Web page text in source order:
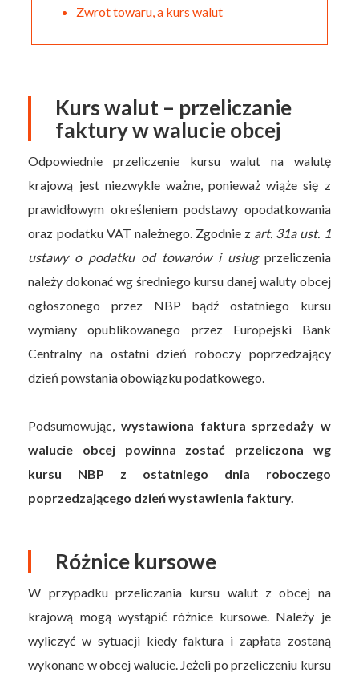
Zwrot towaru, a kurs walut
Kurs walut – przeliczanie
faktury w walucie obcej
Odpowiednie przeliczenie kursu walut na walutę
krajową jest niezwykle ważne, ponieważ wiąże się z
prawidłowym określeniem podstawy opodatkowania
oraz podatku VAT należnego. Zgodnie z art. 31a ust. 1
ustawy o podatku od towarów i usługprzeliczenia
należy dokonać wg średniego kursu danej waluty obcej
ogłoszonego przez NBP bądź ostatniego kursu
wymiany opublikowanego przez Europejski Bank
Centralny na ostatni dzień roboczy poprzedzający
dzień powstania obowiązku podatkowego.
Podsumowując, wystawiona faktura sprzedaży w
walucie obcej powinna zostać przeliczona wg
kursu NBP z ostatniego dnia roboczego
poprzedzającego dzień wystawienia faktury.
Różnice kursowe
W przypadku przeliczania kursu walut z obcej na
krajową mogą wystąpić różnice kursowe. Należy je
wyliczyć w sytuacji kiedy faktura i zapłata zostaną
wykonane w obcej walucie. Jeżeli po przeliczeniu kursu